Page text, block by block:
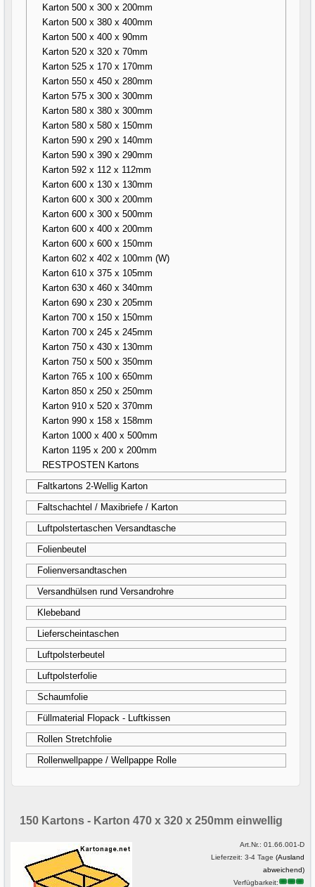
Karton 500 x 300 x 200mm
Karton 500 x 380 x 400mm
Karton 500 x 400 x 90mm
Karton 520 x 320 x 70mm
Karton 525 x 170 x 170mm
Karton 550 x 450 x 280mm
Karton 575 x 300 x 300mm
Karton 580 x 380 x 300mm
Karton 580 x 580 x 150mm
Karton 590 x 290 x 140mm
Karton 590 x 390 x 290mm
Karton 592 x 112 x 112mm
Karton 600 x 130 x 130mm
Karton 600 x 300 x 200mm
Karton 600 x 300 x 500mm
Karton 600 x 400 x 200mm
Karton 600 x 600 x 150mm
Karton 602 x 402 x 100mm (W)
Karton 610 x 375 x 105mm
Karton 630 x 460 x 340mm
Karton 690 x 230 x 205mm
Karton 700 x 150 x 150mm
Karton 700 x 245 x 245mm
Karton 750 x 430 x 130mm
Karton 750 x 500 x 350mm
Karton 765 x 100 x 650mm
Karton 850 x 250 x 250mm
Karton 910 x 520 x 370mm
Karton 990 x 158 x 158mm
Karton 1000 x 400 x 500mm
Karton 1195 x 200 x 200mm
RESTPOSTEN Kartons
Faltkartons 2-Wellig Karton
Faltschachtel / Maxibriefe / Karton
Luftpolstertaschen Versandtasche
Folienbeutel
Folienversandtaschen
Versandhülsen rund Versandrohre
Klebeband
Lieferscheintaschen
Luftpolsterbeutel
Luftpolsterfolie
Schaumfolie
Füllmaterial Flopack - Luftkissen
Rollen Stretchfolie
Rollenwellpappe / Wellpappe Rolle
150 Kartons - Karton 470 x 320 x 250mm einwellig
Art.Nr.: 01.66.001-D
Lieferzeit: 3-4 Tage (Ausland
abweichend)
Verfügbarkeit: